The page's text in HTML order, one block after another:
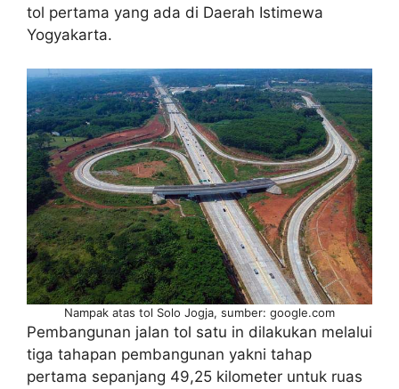
tol pertama yang ada di Daerah Istimewa
Yogyakarta.
Nampak atas tol Solo Jogja, sumber: google.com
Pembangunan jalan tol satu in dilakukan melalui
tiga tahapan pembangunan yakni tahap
pertama sepanjang 49,25 kilometer untuk ruas